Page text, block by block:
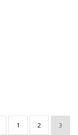
1 2 3